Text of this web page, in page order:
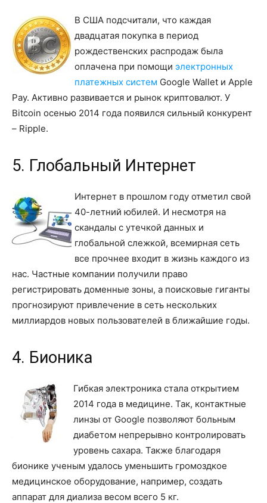
В США подсчитали, что каждая
двадцатая покупка в период
рождественских распродаж была
оплачена при помощи электронных
платежных систем Google Wallet и Apple
Pay. Активно развивается и рынок криптовалют. У
Bitcoin осенью 2014 года появился сильный конкурент
– Ripple.
5. Глобальный Интернет
Интернет в прошлом году отметил свой
40-летний юбилей. И несмотря на
скандалы с утечкой данных и
глобальной слежкой, всемирная сеть
все прочнее входит в жизнь каждого из
нас. Частные компании получили право
регистрировать доменные зоны, а поисковые гиганты
прогнозируют привлечение в сеть нескольких
миллиардов новых пользователей в ближайшие годы.
4. Бионика
Гибкая электроника стала открытием
2014 года в медицине. Так, контактные
линзы от Google позволяют больным
диабетом непрерывно контролировать
уровень сахара. Также благодаря
бионике ученым удалось уменьшить громоздкое
медицинское оборудование, например, создать
аппарат для диализа весом всего 5 кг.